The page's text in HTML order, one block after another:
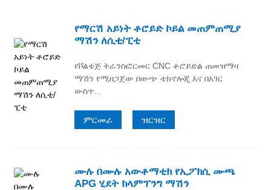
የማርሽ አይነት ቶሮይድ ኮይል መጠምጠሚያ
ማሽን ለሲቲ/ፒቲ
የቮልቴጅ ትራንስፎርመር CNC ቶሮይድል ጠመዝማዛ
ማሽን የሚዘጋጀው በውጭ ቴክኖሎጂ እና በአገር
ውስጥ...
ምርመራ ዝርዝር
ሙሉ በሙሉ አውቶማቲክ የኢፖክሲ ሙጫ
APG ሂደት ክላምፕንግ ማሽን